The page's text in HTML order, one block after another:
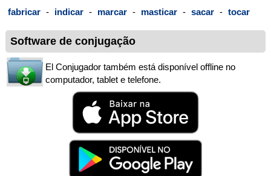
fabricar - indicar - marcar - masticar - sacar - tocar
Software de conjugação
El Conjugador também está disponível offline no
computador, tablet e telefone.